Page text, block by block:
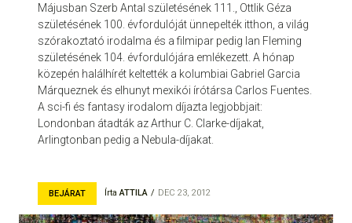
Májusban Szerb Antal születésének 111., Ottlik Géza
születésének 100. évfordulóját ünnepelték itthon, a világ
szórakoztató irodalma és a filmipar pedig Ian Fleming
születésének 104. évfordulójára emlékezett. A hónap
közepén halálhírét keltették a kolumbiai Gabriel Garcia
Márqueznek és elhunyt mexikói írótársa Carlos Fuentes.
A sci-fi és fantasy irodalom díjazta legjobbjait:
Londonban átadták az Arthur C. Clarke-díjakat,
Arlingtonban pedig a Nebula-díjakat.
BEJÁRAT ÍrtaATTILA DEC 23, 2012